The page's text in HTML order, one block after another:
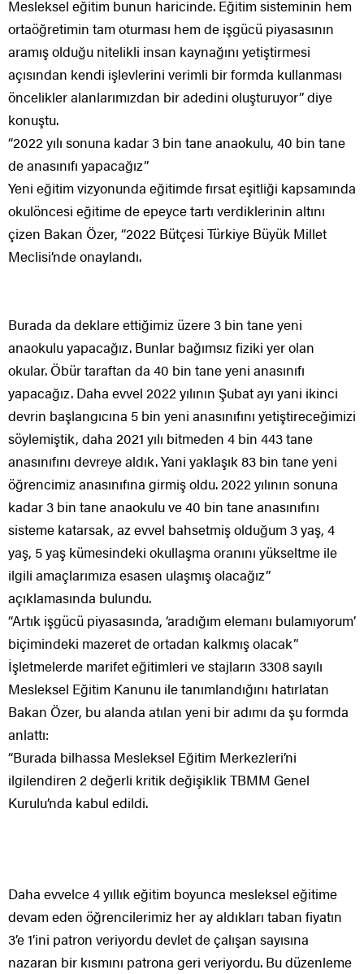
Mesleksel eğitim bunun haricinde. Eğitim sisteminin hem
ortaöğretimin tam oturması hem de işgücü piyasasının
aramış olduğu nitelikli insan kaynağını yetiştirmesi
açısından kendi işlevlerini verimli bir formda kullanması
öncelikler alanlarımızdan bir adedini oluşturuyor” diye
konuştu.
“2022 yılı sonuna kadar 3 bin tane anaokulu, 40 bin tane
de anasınıfı yapacağız”
Yeni eğitim vizyonunda eğitimde fırsat eşitliği kapsamında
okulöncesi eğitime de epeyce tartı verdiklerinin altını
çizen Bakan Özer, “2022 Bütçesi Türkiye Büyük Millet
Meclisi’nde onaylandı.
Burada da deklare ettiğimiz üzere 3 bin tane yeni
anaokulu yapacağız. Bunlar bağımsız fiziki yer olan
okular. Öbür taraftan da 40 bin tane yeni anasınıfı
yapacağız. Daha evvel 2022 yılının Şubat ayı yani ikinci
devrin başlangıcına 5 bin yeni anasınıfını yetiştireceğimizi
söylemiştik, daha 2021 yılı bitmeden 4 bin 443 tane
anasınıfını devreye aldık. Yani yaklaşık 83 bin tane yeni
öğrencimiz anasınıfına girmiş oldu. 2022 yılının sonuna
kadar 3 bin tane anaokulu ve 40 bin tane anasınıfını
sisteme katarsak, az evvel bahsetmiş olduğum 3 yaş, 4
yaş, 5 yaş kümesindeki okullaşma oranını yükseltme ile
ilgili amaçlarımıza esasen ulaşmış olacağız”
açıklamasında bulundu.
“Artık işgücü piyasasında, ‘aradığım elemanı bulamıyorum’
biçimindeki mazeret de ortadan kalkmış olacak”
İşletmelerde marifet eğitimleri ve stajların 3308 sayılı
Mesleksel Eğitim Kanunu ile tanımlandığını hatırlatan
Bakan Özer, bu alanda atılan yeni bir adımı da şu formda
anlattı:
“Burada bilhassa Mesleksel Eğitim Merkezleri’ni
ilgilendiren 2 değerli kritik değişiklik TBMM Genel
Kurulu’nda kabul edildi.
Daha evvelce 4 yıllık eğitim boyunca mesleksel eğitime
devam eden öğrencilerimiz her ay aldıkları taban fiyatın
3’e 1’ini patron veriyordu devlet de çalışan sayısına
nazaran bir kısmını patrona geri veriyordu. Bu düzenleme